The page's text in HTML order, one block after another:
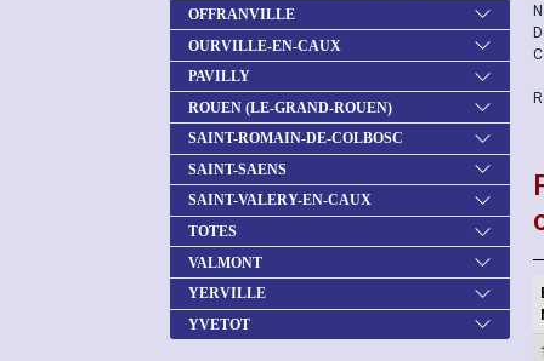
OFFRANVILLE
OURVILLE-EN-CAUX
PAVILLY
ROUEN (LE-GRAND-ROUEN)
SAINT-ROMAIN-DE-COLBOSC
SAINT-SAENS
SAINT-VALERY-EN-CAUX
TOTES
VALMONT
YERVILLE
YVETOT